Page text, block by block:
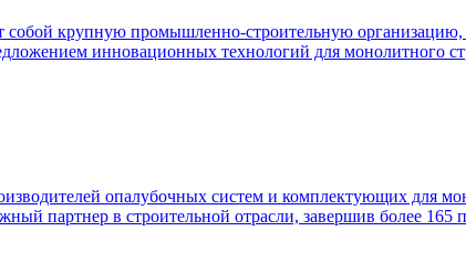
крупную промышленно-строительную
инновационных технологий для монолитного
опалубочных систем и комплектующих для
партнер в строительной отрасли, завершив более